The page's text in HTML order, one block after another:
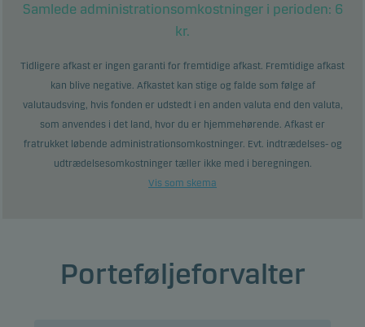
Samlede administrationsomkostninger i perioden: 6
kr.
Tidligere afkast er ingen garanti for fremtidige afkast. Fremtidige afkast
kan blive negative. Afkastet kan stige og falde som følge af
valutaudsving, hvis fonden er udstedt i en anden valuta end den valuta,
som anvendes i det land, hvor du er hjemmehørende. Afkast er
fratrukket løbende administrationsomkostninger. Evt. indtrædelses- og
udtrædelsesomkostninger tæller ikke med i beregningen.
Vis som skema
Porteføljeforvalter